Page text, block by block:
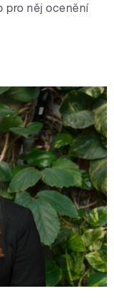
pro něj ocenění